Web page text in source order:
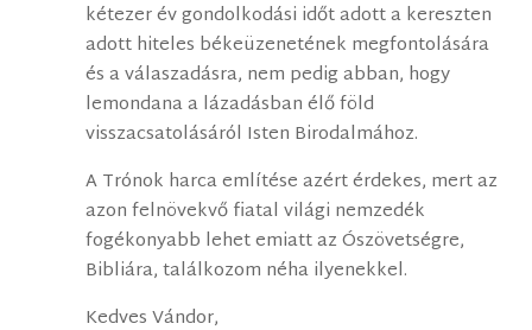
kétezer év gondolkodási időt adott a kereszten
adott hiteles békeüzenetének megfontolására
és a válaszadásra, nem pedig abban, hogy
lemondana a lázadásban élő föld
visszacsatolásáról Isten Birodalmához.
A Trónok harca említése azért érdekes, mert az
azon felnövekvő fiatal világi nemzedék
fogékonyabb lehet emiatt az Ószövetségre,
Bibliára, találkozom néha ilyenekkel.
Kedves Vándor,